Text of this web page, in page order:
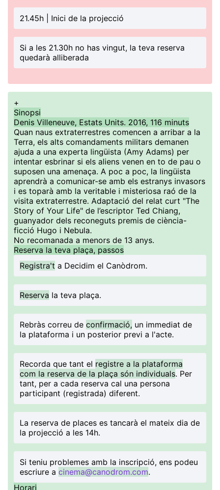
21.45h | Inici de la projecció
Si a les 21.30h no has vingut, la teva reserva
quedarà alliberada
+
Sinopsi
Denis Villeneuve, Estats Units. 2016, 116 minuts
Quan naus extraterrestres comencen a arribar a la
Terra, els alts comandaments militars demanen
ajuda a una experta lingüista (Amy Adams) per
intentar esbrinar si els aliens venen en to de pau o
suposen una amenaça. A poc a poc, la lingüista
aprendrà a comunicar-se amb els estranys invasors
i es toparà amb la veritable i misteriosa raó de la
visita extraterrestre. Adaptació del relat curt "The
Story of Your Life" de l’escriptor Ted Chiang,
guanyador dels reconeguts premis de ciència-
ficció Hugo i Nebula.
No recomanada a menors de 13 anys.
Reserva la teva plaça, passos
Registra't a Decidim el Canòdrom.
Reserva la teva plaça.
Rebràs correu de confirmació, un immediat de
la plataforma i un posterior previ a l'acte.
Recorda que tant el registre a la plataforma
com la reserva de la plaça són individuals. Per
tant, per a cada reserva cal una persona
participant (registrada) diferent.
La reserva de places es tancarà el mateix dia de
la projecció a les 14h.
Si teniu problemes amb la inscripció, ens podeu
escriure a cinema@canodrom.com.
Horari